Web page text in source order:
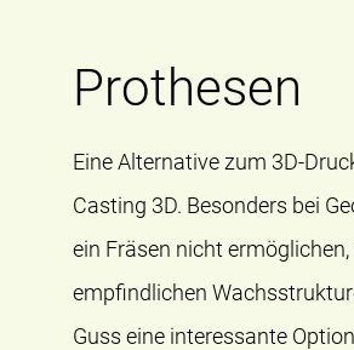
Prothesen
Eine Alternative zum 3D-
Casting 3D. Besonders bei
ein Fräsen nicht ermöglichen,
empfindlichen
Guss eine interessante